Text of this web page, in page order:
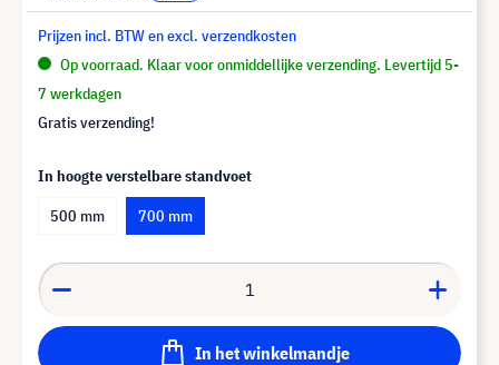
Prijzen incl. BTW en excl. verzendkosten
Op voorraad. Klaar voor onmiddellijke verzending. Levertijd 5-
7 werkdagen
Gratis verzending!
In hoogte verstelbare standvoet
500 mm
700 mm
In het winkelmandje